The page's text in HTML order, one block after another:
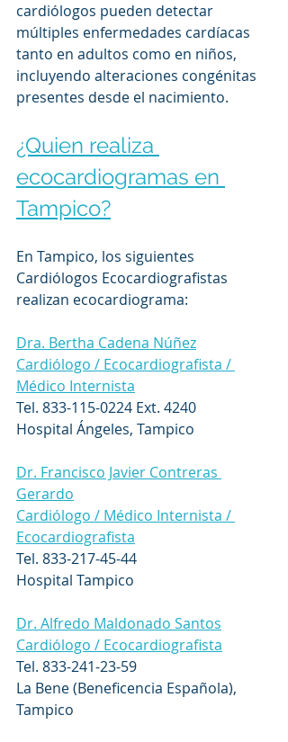
cardiólogos pueden detectar
múltiples enfermedades cardíacas
tanto en adultos como en niños,
incluyendo alteraciones congénitas
presentes desde el nacimiento.
¿Quien realiza
ecocardiogramas en
Tampico?
En Tampico, los siguientes
Cardiólogos Ecocardiografistas
realizan ecocardiograma:
Dra. Bertha Cadena Núñez
Cardiólogo / Ecocardiografista /
Médico Internista
Tel. 833-115-0224 Ext. 4240
Hospital Ángeles, Tampico
Dr. Francisco Javier Contreras
Gerardo
Cardiólogo / Médico Internista /
Ecocardiografista
Tel. 833-217-45-44
Hospital Tampico
Dr. Alfredo Maldonado Santos
Cardiólogo / Ecocardiografista
Tel. 833-241-23-59
La Bene (Beneficencia Española),
Tampico